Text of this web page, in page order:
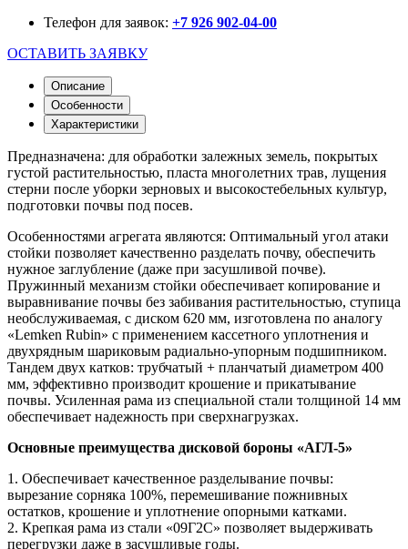
Телефон для заявок: +7 926 902-04-00
ОСТАВИТЬ ЗАЯВКУ
Описание
Особенности
Характеристики
Предназначена: для обработки залежных земель, покрытых
густой растительностью, пласта многолетних трав, лущения
стерни после уборки зерновых и высокостебельных культур,
подготовки почвы под посев.
Особенностями агрегата являются: Оптимальный угол атаки
стойки позволяет качественно разделать почву, обеспечить
нужное заглубление (даже при засушливой почве).
Пружинный механизм стойки обеспечивает копирование и
выравнивание почвы без забивания растительностью, ступица
необслуживаемая, с диском 620 мм, изготовлена по аналогу
«Lemken Rubin» с применением кассетного уплотнения и
двухрядным шариковым радиально-упорным подшипником.
Тандем двух катков: трубчатый + планчатый диаметром 400
мм, эффективно производит крошение и прикатывание
почвы. Усиленная рама из специальной стали толщиной 14 мм
обеспечивает надежность при сверхнагрузках.
Основные преимущества дисковой бороны «АГЛ-5»
1. Обеспечивает качественное разделывание почвы:
вырезание сорняка 100%, перемешивание пожнивных
остатков, крошение и уплотнение опорными катками.
2. Крепкая рама из стали «09Г2С» позволяет выдерживать
перегрузки даже в засушливые годы.